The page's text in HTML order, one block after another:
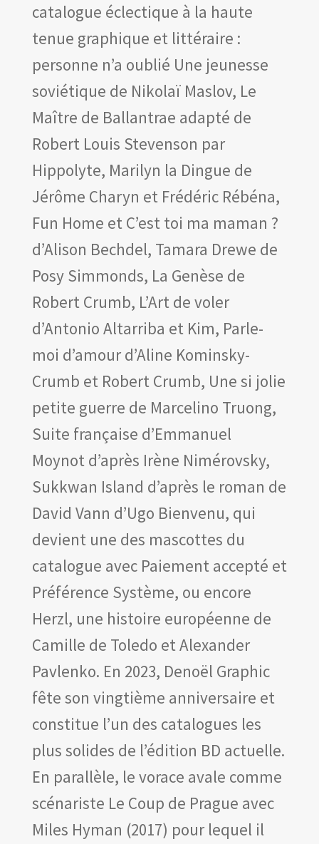
catalogue éclectique à la haute
tenue graphique et littéraire :
personne n’a oublié Une jeunesse
soviétique de Nikolaï Maslov, Le
Maître de Ballantrae adapté de
Robert Louis Stevenson par
Hippolyte, Marilyn la Dingue de
Jérôme Charyn et Frédéric Rébéna,
Fun Home et C’est toi ma maman ?
d’Alison Bechdel, Tamara Drewe de
Posy Simmonds, La Genèse de
Robert Crumb, L’Art de voler
d’Antonio Altarriba et Kim, Parle-
moi d’amour d’Aline Kominsky-
Crumb et Robert Crumb, Une si jolie
petite guerre de Marcelino Truong,
Suite française d’Emmanuel
Moynot d’après Irène Nimérovsky,
Sukkwan Island d’après le roman de
David Vann d’Ugo Bienvenu, qui
devient une des mascottes du
catalogue avec Paiement accepté et
Préférence Système, ou encore
Herzl, une histoire européenne de
Camille de Toledo et Alexander
Pavlenko. En 2023, Denoël Graphic
fête son vingtième anniversaire et
constitue l’un des catalogues les
plus solides de l’édition BD actuelle.
En parallèle, le vorace avale comme
scénariste Le Coup de Prague avec
Miles Hyman (2017) pour lequel il